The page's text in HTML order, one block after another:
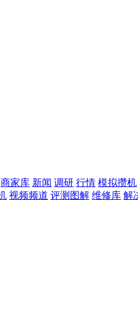
商家库 新闻 调研 行情 模拟攒机
视频频道 评测图解 维修库 解